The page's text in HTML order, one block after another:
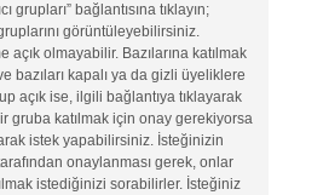
grupları” bağlantısına tıklayın;
görüntüleyebilirsiniz.
açık olmayabilir. Bazılarına katılmak
bazıları kapalı ya da gizli üyeliklere
açık ise, ilgili bağlantıya tıklayarak
gruba katılmak için onay gerekiyorsa
istek yapabilirsiniz. İsteğinizin
onaylanması gerek, onlar
istediğinizi sorabilirler. İsteğiniz